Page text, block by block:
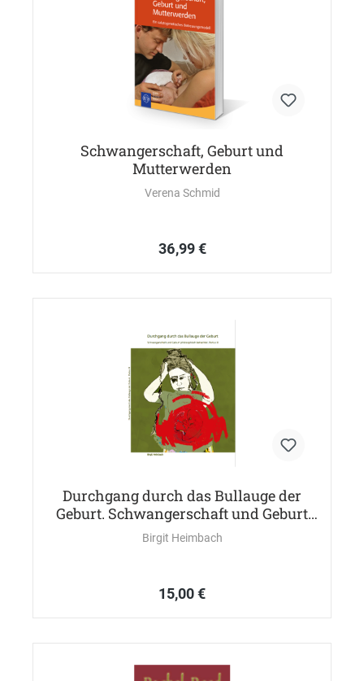
Schwangerschaft, Geburt und
Mutterwerden
Verena Schmid
36,99 €
Durchgang durch das Bullauge der
Geburt. Schwangerschaft und Geburt
philosophisch betrachtet. Partus III.
Birgit Heimbach
15,00 €